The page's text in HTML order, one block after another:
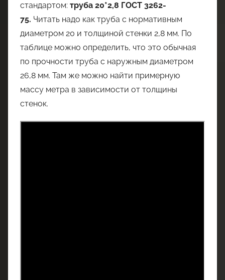
стандартом: труба 20*2,8 ГОСТ 3262-
75. Читать надо как труба с нормативным
диаметром 20 и толщиной стенки 2,8 мм. По
таблице можно определить, что это обычная
по прочности труба с наружным диаметром
26,8 мм. Там же можно найти примерную
массу метра в зависимости от толщины
стенок.